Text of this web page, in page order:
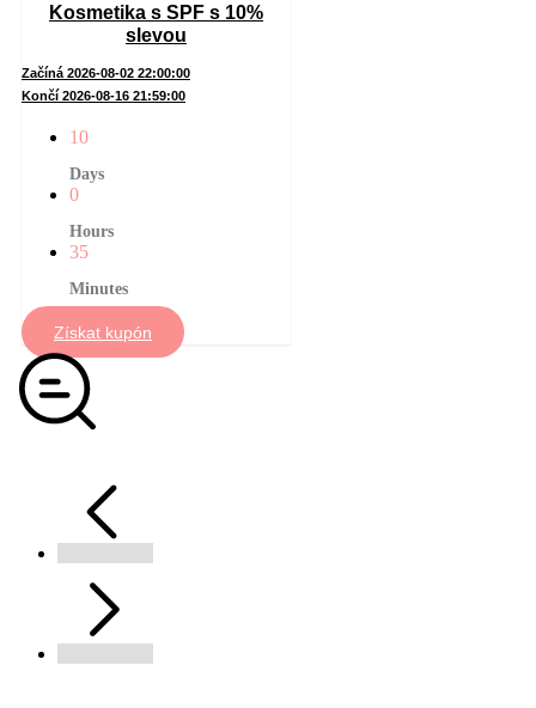
Kosmetika s SPF s 10%
slevou
Začíná 2026-08-02 22:00:00
Končí 2026-08-16 21:59:00
10
Days
0
Hours
35
Minutes
Získat kupón